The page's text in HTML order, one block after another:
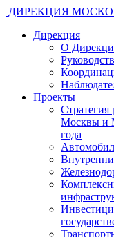
ДИРЕКЦИЯ
Дирекция
О
Проекты
Стратегия
Москвы и
года